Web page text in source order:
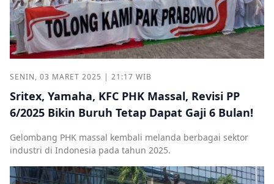
SENIN, 03 MARET 2025 | 21:17 WIB
Sritex, Yamaha, KFC PHK Massal, Revisi PP
6/2025 Bikin Buruh Tetap Dapat Gaji 6 Bulan!
Gelombang PHK massal kembali melanda berbagai sektor
industri di Indonesia pada tahun 2025.